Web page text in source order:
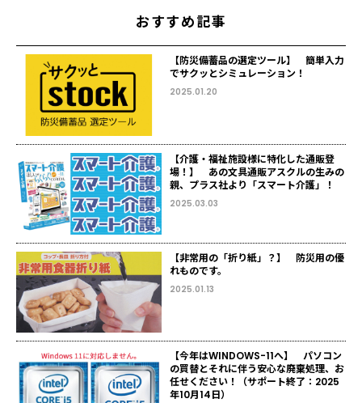
おすすめ記事
【防災備蓄品の選定ツール】 簡単入力
でサクッとシミュレーション！
2025.01.20
【介護・福祉施設様に特化した通販登
場！】 あの文具通販アスクルの生みの
親、プラス社より「スマート介護」！
2025.03.03
【非常用の「折り紙」？】 防災用の優
れものです。
2025.01.13
【今年はWINDOWS-11へ】 パソコン
の買替とそれに伴う安心な廃棄処理、お
任せください！（サポート終了：2025
年10月14日）